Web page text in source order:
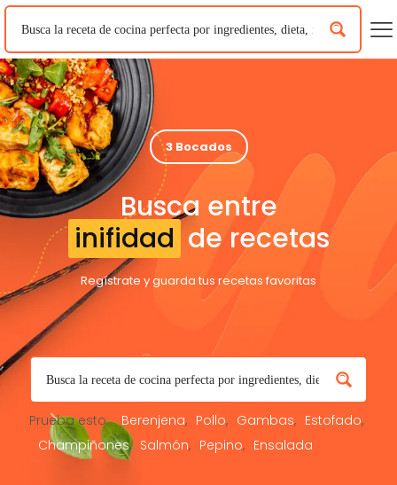
3 Bocados
Busca entre
inifidad de recetas
Regístrate y guarda tus recetas favoritas
Prueba esto: Berenjena Pollo Gambas
Estofado
Champiñones
Salmón Pepino Ensalada